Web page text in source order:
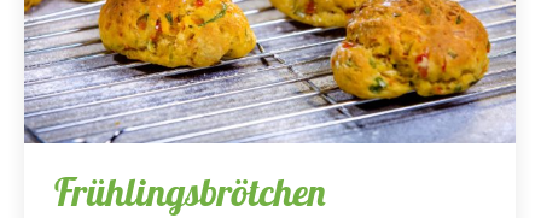
Frühlingsbrötchen